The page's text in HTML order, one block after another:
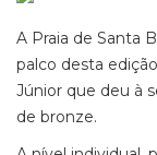
A Praia de Santa
palco desta
Júnior que deu à
de bronze.